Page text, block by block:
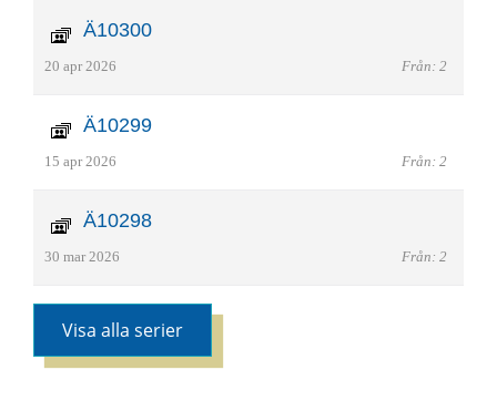
Ä10300
20 apr 2026 Från: 2
Ä10299
15 apr 2026 Från: 2
Ä10298
30 mar 2026 Från: 2
Visa alla serier